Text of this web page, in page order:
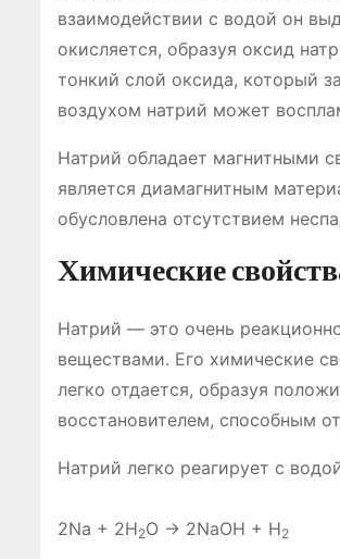
взаимодействии с водой он
окисляется, образуя оксид
тонкий слой оксида, который
воздухом натрий может
Натрий обладает магнитными
является диамагнитным
обусловлена отсутствием
Химические
Натрий ― это очень
веществами․ Его химические
легко отдается, образуя
восстановителем, способным
Натрий легко реагирует с
2Na + 2H2O → 2NaOH + H2